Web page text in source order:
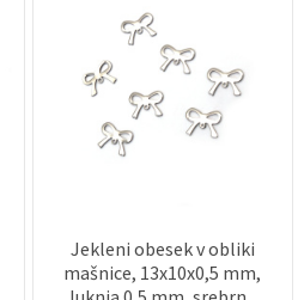
Jekleni obesek v obliki
mašnice, 13x10x0,5 mm,